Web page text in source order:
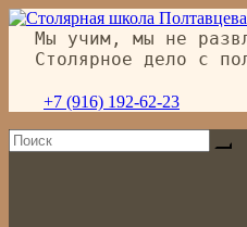
Перейти
содержимому
Мы учим, мы не
Столярное дело с
+7 (916) 192-62-23